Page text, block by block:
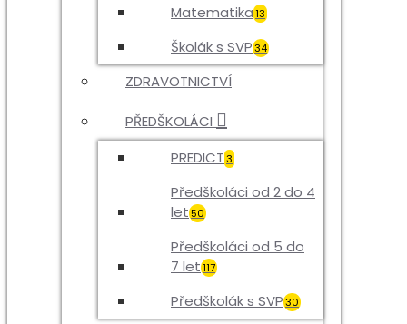
Matematika13
Školák s SVP34
ZDRAVOTNICTVÍ
PŘEDŠKOLÁCI
PREDICT3
Předškoláci od 2 do 4
let50
Předškoláci od 5 do
7 let117
Předškolák s SVP30